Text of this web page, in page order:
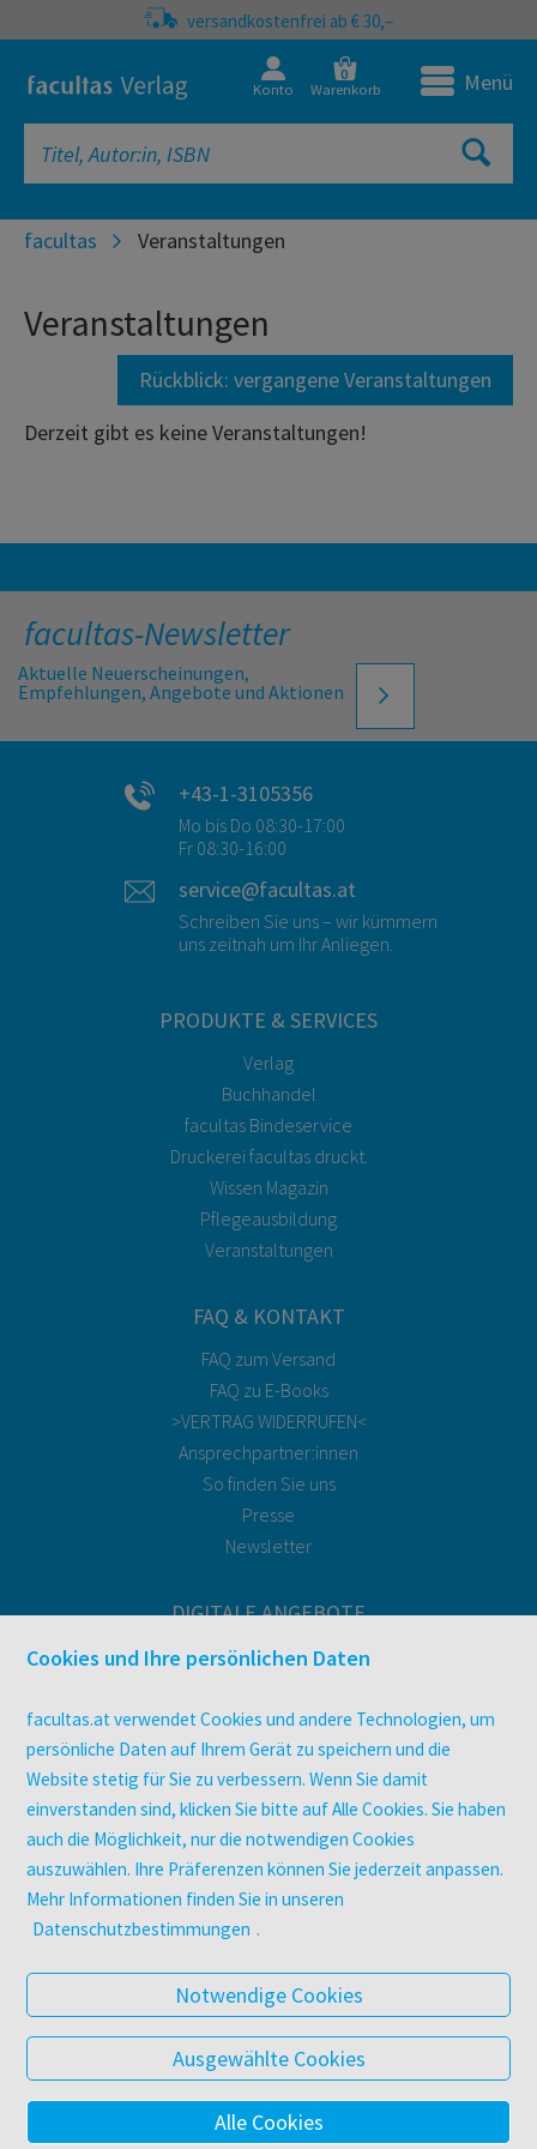
versandkostenfrei ab € 30,–
Konto
0
Warenkorb Menü
facultas Veranstaltungen
Veranstaltungen
Rückblick: vergangene Veranstaltungen
Derzeit gibt es keine Veranstaltungen!
facultas-Newsletter
Aktuelle Neuerscheinungen,
Empfehlungen, Angebote und Aktionen
+43-1-3105356
Mo bis Do 08:30-17:00
Fr 08:30-16:00
service@facultas.at
Schreiben Sie uns – wir kümmern
uns zeitnah um Ihr Anliegen.
PRODUKTE & SERVICES
Verlag
Buchhandel
facultas Bindeservice
Druckerei facultas druckt.
Wissen Magazin
Pflegeausbildung
Veranstaltungen
FAQ & KONTAKT
FAQ zum Versand
FAQ zu E-Books
>VERTRAG WIDERRUFEN<
Ansprechpartner:innen
So finden Sie uns
Presse
Newsletter
DIGITALE ANGEBOTE
Überblick
utb elibrary
E-Books
facultas Club
UNTERNEHMEN
Über facultas
Arbeiten bei facultas
Datenschutz & Cookies
AGB
Barrierefreiheit
© 2025 Facultas Verlags- und Buchhandels AG
Cookies und Ihre persönlichen Daten
facultas.at verwendet Cookies und andere Technologien, um
persönliche Daten auf Ihrem Gerät zu speichern und die
Website stetig für Sie zu verbessern. Wenn Sie damit
einverstanden sind, klicken Sie bitte auf Alle Cookies. Sie haben
auch die Möglichkeit, nur die notwendigen Cookies
auszuwählen. Ihre Präferenzen können Sie jederzeit anpassen.
Mehr Informationen finden Sie in unseren
Datenschutzbestimmungen .
Notwendige Cookies
Ausgewählte Cookies
Alle Cookies